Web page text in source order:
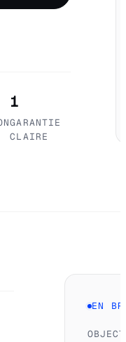
1
GARANTIE
CLAIRE
EN